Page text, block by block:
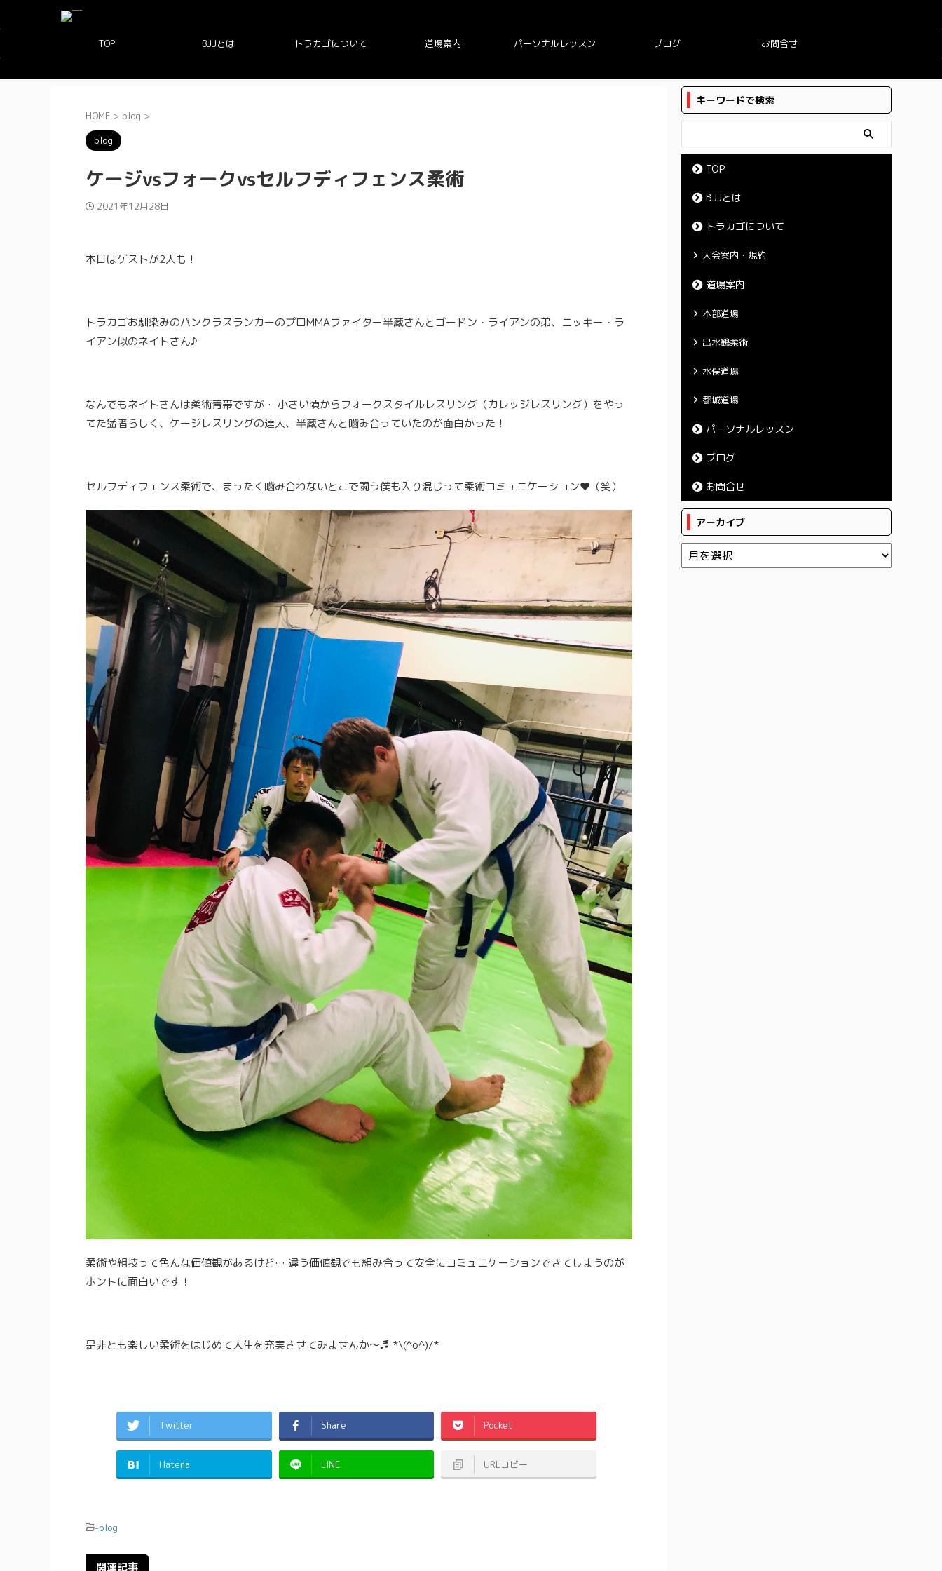
TOP BJJとは トラカゴについて 道場案内 パーソナルレッスン ブログ お問合せ
HOME > blog >
blog
ケージvsフォークvsセルフディフェンス柔術
2021年12月28日
本日はゲストが2人も！
トラカゴお馴染みのパンクラスランカーのプロMMAファイター半蔵さんとゴードン・ライアンの弟、ニッキー・ラ
イアン似のネイトさん♪
なんでもネイトさんは柔術青帯ですが… 小さい頃からフォークスタイルレスリング（カレッジレスリング）をやっ
てた猛者らしく、ケージレスリングの達人、半蔵さんと噛み合っていたのが面白かった！
セルフディフェンス柔術で、まったく噛み合わないとこで闘う僕も入り混じって柔術コミュニケーション❤︎（笑）
柔術や組技って色んな価値観があるけど… 違う価値観でも組み合って安全にコミュニケーションできてしまうのが
ホントに面白いです！
是非とも楽しい柔術をはじめて人生を充実させてみませんか～♬ *\(^o^)/*
Twitter Share Pocket
Hatena LINE URLコピー
-blog
関連記事
キーワードで検索
TOP
BJJとは
トラカゴについて
入会案内・規約
道場案内
本部道場
出水鶴柔術
水俣道場
都城道場
パーソナルレッスン
ブログ
お問合せ
アーカイブ